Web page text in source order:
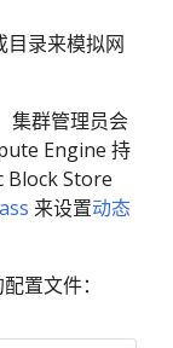
录来模拟网
集群管理员会
Engine 持
Block Store
来设置动态
置文件：